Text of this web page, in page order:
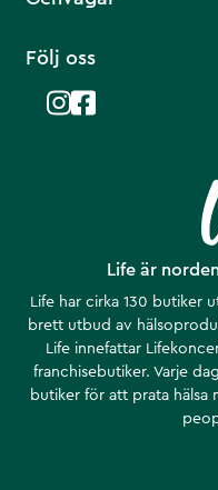
Life är
Life har cirka 130 butiker
brett utbud av
Life innefattar
franchisebutiker. Varje
butiker för att prata hälsa
Följ oss